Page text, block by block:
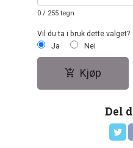
0 / 255 tegn
Vil du ta i bruk dette valget?
Ja
Nei
Kjøp
Del